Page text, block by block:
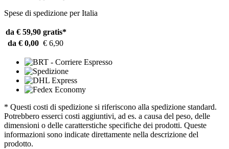
Spese di spedizione per Italia
da € 59,90 gratis*
da € 0,00 € 6,90
* Questi costi di spedizione si riferiscono alla spedizione standard.
Potrebbero esserci costi aggiuntivi, ad es. a causa del peso, delle
dimensioni o delle caratterstiche specifiche dei prodotti. Queste
informazioni sono indicate direttamente nella descrizione del
prodotto.